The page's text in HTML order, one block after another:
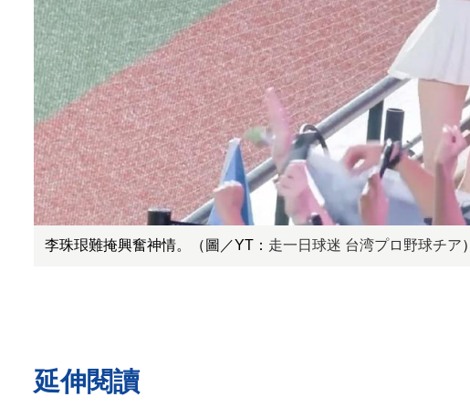
李珠珢難掩興奮神情。（圖／YT： 走一日球迷 台湾プロ野球チア）
延伸閱讀